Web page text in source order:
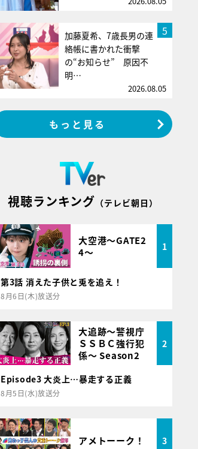
5
加藤夏希、7歳長男の連
絡帳に書かれた衝撃
の“お知らせ” 原因不
明…
2026.08.05
もっと見る
視聴ランキング （テレビ朝日）
大空港～GATE2
4～
1
第3話 消えた子供と兎を追え！
8月6日(木)放送分
大追跡～警視庁
ＳＳＢＣ強行犯
係～ Season2
2
Episode3 大炎上…暴走する正義
8月5日(水)放送分
アメトーーク！ 3